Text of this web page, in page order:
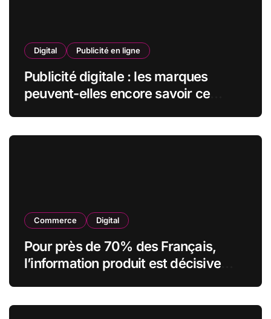
Digital Publicité en ligne
Publicité digitale : les marques
peuvent-elles encore savoir ce
Commerce Digital
Pour près de 70% des Français,
l’information produit est décisive